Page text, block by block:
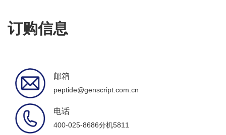
订购信息
邮箱
peptide@genscript.com.cn
电话
400-025-8686分机5811